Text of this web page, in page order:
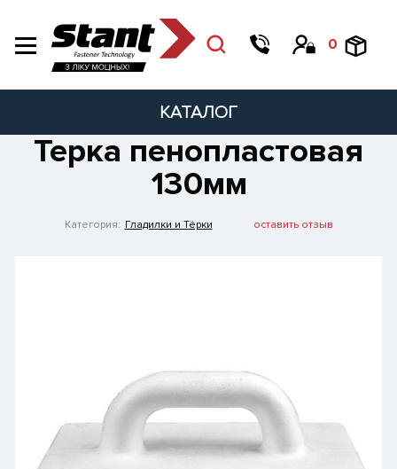
0
КАТАЛОГ
Терка пенопластовая
130мм
Категория: Гладилки и Тёрки оставить отзыв